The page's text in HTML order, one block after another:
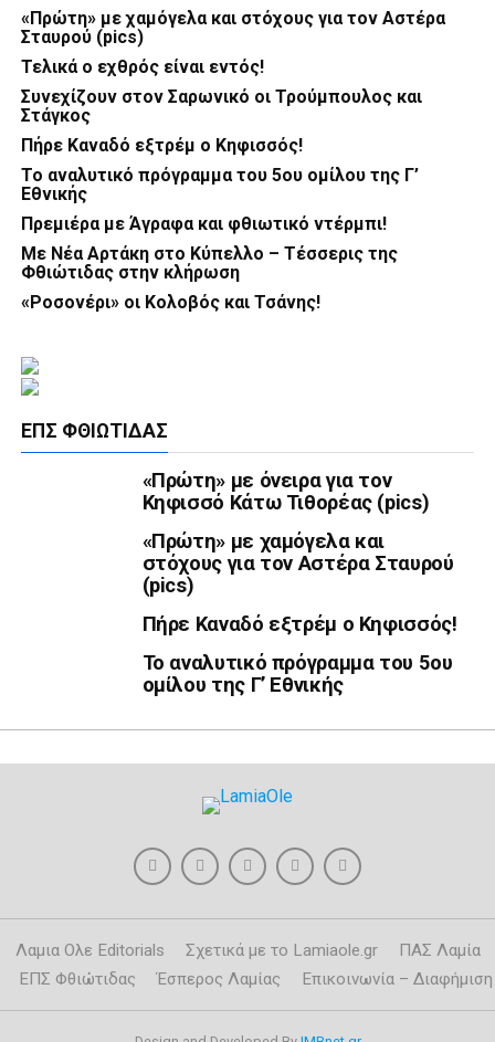
«Πρώτη» με χαμόγελα και στόχους για τον Αστέρα
Σταυρού (pics)
Τελικά ο εχθρός είναι εντός!
Συνεχίζουν στον Σαρωνικό οι Τρούμπουλος και
Στάγκος
Πήρε Καναδό εξτρέμ ο Κηφισσός!
Το αναλυτικό πρόγραμμα του 5ου ομίλου της Γ’
Εθνικής
Πρεμιέρα με Άγραφα και φθιωτικό ντέρμπι!
Με Νέα Αρτάκη στο Κύπελλο – Τέσσερις της
Φθιώτιδας στην κλήρωση
«Ροσονέρι» οι Κολοβός και Τσάνης!
ΕΠΣ ΦΘΙΏΤΙΔΑΣ
«Πρώτη» με όνειρα για τον
Κηφισσό Κάτω Τιθορέας (pics)
«Πρώτη» με χαμόγελα και
στόχους για τον Αστέρα Σταυρού
(pics)
Πήρε Καναδό εξτρέμ ο Κηφισσός!
Το αναλυτικό πρόγραμμα του 5ου
ομίλου της Γ’ Εθνικής
Λαμια Ολε Editorials Σχετικά με το Lamiaole.gr
ΠΑΣ Λαμία
ΕΠΣ Φθιώτιδας
Έσπερος Λαμίας Επικοινωνία – Διαφήμιση